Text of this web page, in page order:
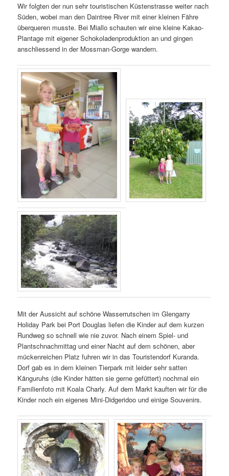
Wir folgten der nun sehr touristischen Küstenstrasse weiter nach
Süden, wobei man den Daintree River mit einer kleinen Fähre
überqueren musste. Bei Miallo schauten wir eine kleine Kakao-
Plantage mit eigener Schokoladenproduktion an und gingen
anschliessend in der Mossman-Gorge wandern.
Mit der Aussicht auf schöne Wasserrutschen im Glengarry
Holiday Park bei Port Douglas liefen die Kinder auf dem kurzen
Rundweg so schnell wie nie zuvor. Nach einem Spiel- und
Plantschnachmittag und einer Nacht auf dem schönen, aber
mückenreichen Platz fuhren wir in das Touristendorf Kuranda.
Dorf gab es in dem kleinen Tierpark mit leider sehr satten
Känguruhs (die Kinder hätten sie gerne gefüttert) nochmal ein
Familienfoto mit Koala Charly. Auf dem Markt kauften wir für die
Kinder noch ein eigenes Mini-Didgeridoo und einige Souvenirs.